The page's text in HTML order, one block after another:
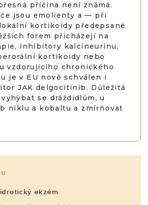
příčina není známá.
jsou emolienty a — při
kortikoidy předepsané
forem přicházejí na
inhibitory kalcineurinu,
kortikoidy nebo
vzdorujícího chronického
je v EU nově schválen i
JAK delgocitinib. Důležitá
se dráždidlům, u
niklu a kobaltu a zmírňovat
ekzém